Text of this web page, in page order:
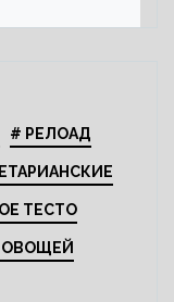
# РЕЛОАД
ТЕСТО
ОВОЩЕЙ